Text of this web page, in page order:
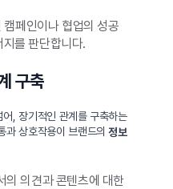
페인이나 협업의 성공
를 판단합니다.
구축
, 장기적인 관계를 구축하는
과 상호작용이 브랜드의정보
의 의견과 콘텐츠에 대한